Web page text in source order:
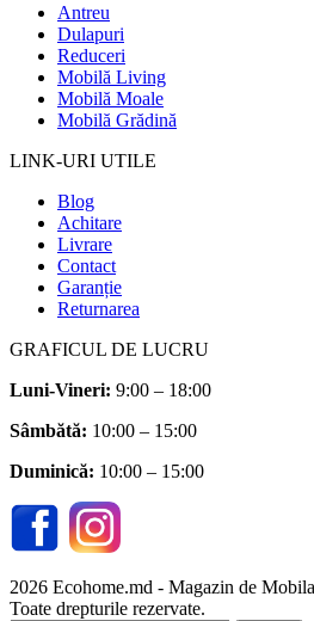
Antreu
Dulapuri
Reduceri
Mobilă Living
Mobilă Moale
Mobilă Grădină
LINK-URI UTILE
Blog
Achitare
Livrare
Contact
Garanție
Returnarea
GRAFICUL DE LUCRU
Luni-Vineri: 9:00 – 18:00
Sâmbătă: 10:00 – 15:00
Duminică: 10:00 – 15:00
2026 Ecohome.md - Magazin de
Toate drepturile rezervate.